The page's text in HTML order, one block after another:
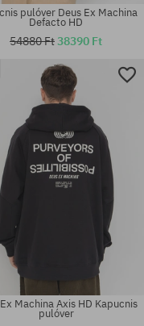
méretek:
pulóver Deus Ex Machina
Defacto HD
54880 Ft38390 Ft
Machina Axis HD Kapucnis
pulóver